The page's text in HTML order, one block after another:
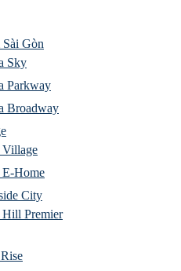
Sài Gòn
Sky
Parkway
Broadway
Village
Home
City
Premier